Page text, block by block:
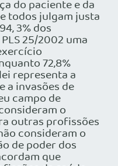
do paciente e da
todos julgam justa
3% dos
25/2002 uma
72,8%
representa a
a invasões de
campo de
o
outras profissões
consideram o
de poder dos
que